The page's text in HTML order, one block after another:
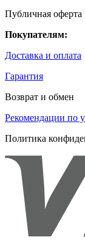
Публичная оферта
Покупателям:
Доставка и оплата
Гарантия
Возврат и обмен
Рекомендации по
Политика